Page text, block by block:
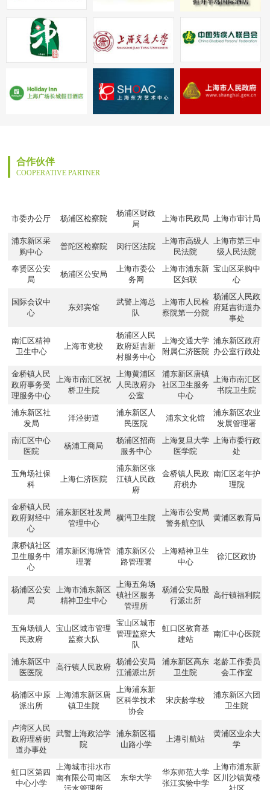
合作伙伴
COOPERATIVE PARTNER
市委办公厅 杨浦区检察院
杨浦区财政
局
上海市民政局 上海市审计局
浦东新区采
购中心
普陀区检察院 闵行区法院
上海市高级人
民法院
上海市第三中
级人民法院
奉贤区公安
局
杨浦区公安局
上海市委公
务网
上海市浦东新
区妇联
宝山区采购中
心
国际会议中
心
东郊宾馆
武警上海总
队
上海市人民检
察院第一分院
杨浦区人民政
府延吉街道办
事处
南汇区精神
卫生中心
上海市党校
杨浦区人民
政府延吉新
村服务中心
上海交通大学
附属仁济医院
浦东新区政府
办公室行政处
金桥镇人民
政府事务受
理服务中心
上海市南汇区祝
桥卫生院
上海黄浦区
人民政府办
公室
浦东新区唐镇
社区卫生服务
中心
上海市南汇区
书院卫生院
浦东新区社
发局
洋泾街道
浦东新区人
民医院
浦东文化馆
浦东新区农业
发展管理署
南汇区中心
医院
杨浦工商局
杨浦区招商
服务中心
上海复旦大学
医学院
上海市委行政
处
五角场社保
科
上海仁济医院
浦东新区张
江镇人民政
府
金桥镇人民政
府税办
南汇区老年护
理院
金桥镇人民
政府财经中
心
浦东新区社发局
管理中心
横沔卫生院
上海市公安局
警务航空队
黄浦区教育局
康桥镇社区
卫生服务中
心
浦东新区海塘管
理署
浦东新区公
路管理署
上海精神卫生
中心
徐汇区政协
杨浦区公安
局
上海市浦东新区
精神卫生中心
上海五角场
镇社区服务
管理所
杨浦公安局殷
行派出所
高行镇福利院
五角场镇人
民政府
宝山区城市管理
监察大队
宝山区城市
管理监察大
队
虹口区教育基
建站
南汇中心医院
浦东新区中
医医院
高行镇人民政府
杨浦公安局
江浦派出所
浦东新区高东
卫生院
老龄工作委员
会工作室
杨浦区中原
派出所
上海浦东新区唐
镇卫生院
上海浦东新
区科学技术
协会
宋庆龄学校
浦东新区六团
卫生院
卢湾区人民
政府理桥街
道办事处
武警上海政治学
院
浦东新区福
山路小学
上港引航站
黄浦区业余大
学
虹口区第四
中心小学
上海城市排水市
南有限公司南区
东华大学
华东师范大学
张江实验中学
上海市浦东新
区川沙镇黄楼